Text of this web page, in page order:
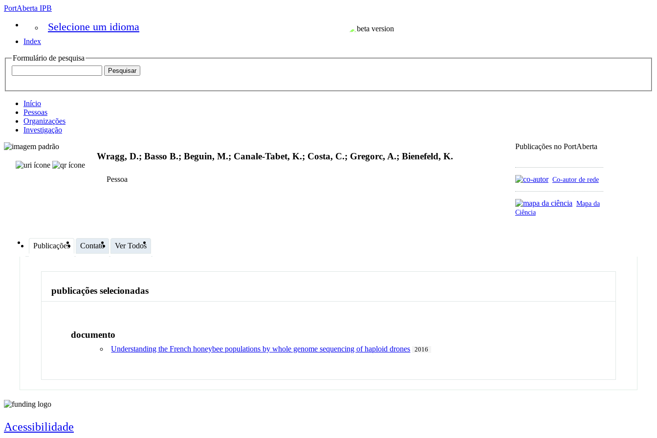
PortAberta IPB
Selecione um idioma
Index
Formulário de pesquisa
Início
Pessoas
Organizações
Investigação
Publicações no PortAberta
Co-autor de rede
Mapa da
Ciência
Wragg, D.; Basso B.; Beguin, M.; Canale-Tabet, K.; Costa, C.; Gregorc, A.; Bienefeld, K.
Pessoa
Publicações Contato Ver Todos
publicações selecionadas
documento
Understanding the French honeybee populations by whole genome sequencing of haploid drones 2016
Acessibilidade